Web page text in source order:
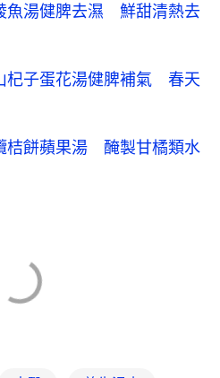
魚湯健脾去濕 鮮甜清熱去
杞子蛋花湯健脾補氣 春天
桔餅蘋果湯 醃製甘橘類水